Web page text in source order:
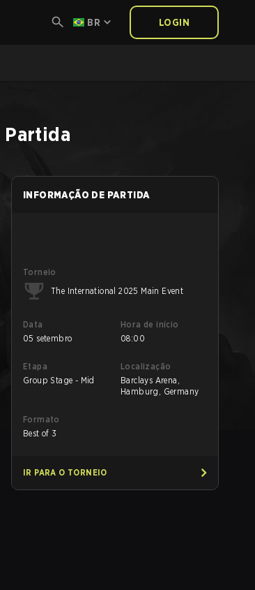
BR LOGIN
Partida
INFORMAÇÃO DE PARTIDA
Torneio
The International 2025 Main Event
Data
05 setembro
Hora de início
08:00
Etapa
Group Stage - Mid
Localização
Barclays Arena,
Hamburg, Germany
Formato
Best of 3
IR PARA O TORNEIO